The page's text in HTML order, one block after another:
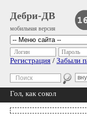
Дебри-ДВ
мобильная версия
Логин Пароль
Регистрация / Забыли
Гол, как сокол